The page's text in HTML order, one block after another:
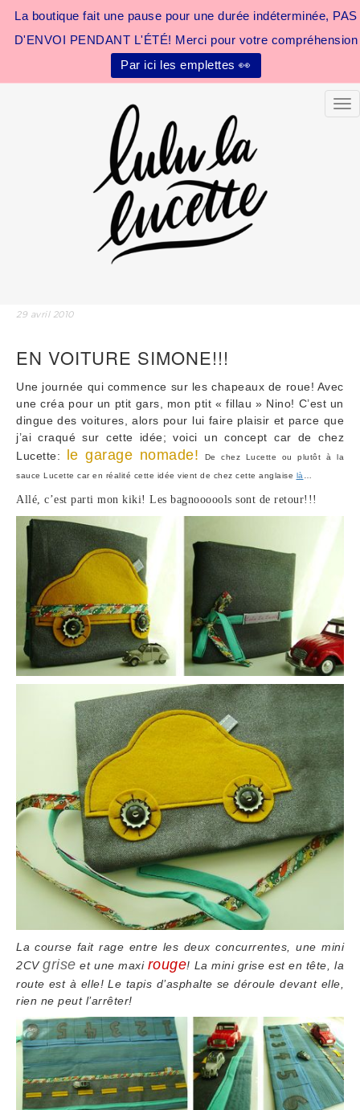
La boutique fait une pause pour une durée indéterminée, PAS
D'ENVOI PENDANT L'ÉTÉ! Merci pour votre compréhension
Par ici les emplettes 👀
29 avril 2010
EN VOITURE SIMONE!!!
Une journée qui commence sur les chapeaux de roue! Avec
une créa pour un ptit gars, mon ptit « fillau » Nino! C’est un
dingue des voitures, alors pour lui faire plaisir et parce que
j’ai craqué sur cette idée; voici un concept car de chez
Lucette:
le garage nomade! De chez Lucette ou plutôt à la
sauce Lucette car en réalité cette idée vient de chez cette anglaise là
Allé, c’est parti mon kiki! Les bagnoooools sont de retour!!!
La course fait rage entre les deux concurrentes, une mini
2CVgrise et une maxi rouge! La mini grise est en tête, la
route est à elle! Le tapis d’asphalte se déroule devant elle,
rien ne peut l’arrêter!